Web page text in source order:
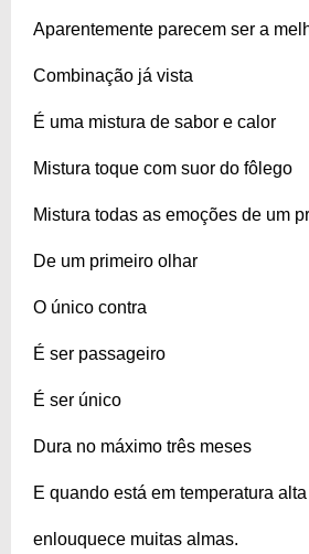
Aparentemente parecem ser a
Combinação já vista
É uma mistura de sabor e calor
Mistura toque com suor do fôlego
Mistura todas as emoções de um
De um primeiro olhar
O único contra
É ser passageiro
É ser único
Dura no máximo três meses
E quando está em temperatura alta
enlouquece muitas almas.